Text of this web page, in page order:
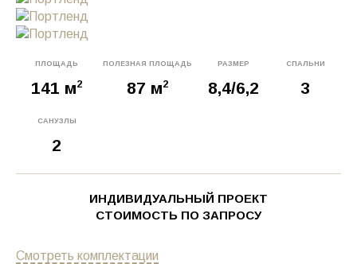
ПЛОЩАДЬ
141 м2
ПОЛЕЗНАЯ ПЛОЩАДЬ
87 м2
РАЗМЕР
8,4/6,2
СПАЛЬНИ
3
САНУЗЛЫ
2
ИНДИВИДУАЛЬНЫЙ ПРОЕКТ
СТОИМОСТЬ ПО ЗАПРОСУ
Смотреть комплектации